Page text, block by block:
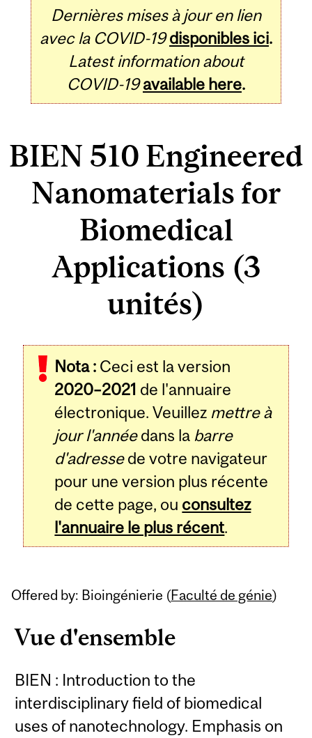
Dernières mises à jour en lien
avec la COVID-19 disponibles ici.
Latest information about
COVID-19 available here.
BIEN 510 Engineered
Nanomaterials for
Biomedical
Applications (3
unités)
Nota : Ceci est la version
2020–2021 de l'annuaire
électronique. Veuillez mettre à
jour l'annéedans la barre
d'adressede votre navigateur
pour une version plus récente
de cette page, ou consultez
l'annuaire le plus récent.
Offered by: Bioingénierie (Faculté de génie)
Vue d'ensemble
BIEN : Introduction to the
interdisciplinary field of biomedical
uses of nanotechnology. Emphasis on
Related
Content